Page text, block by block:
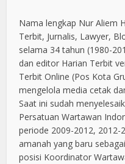
Nama lengkap Nur Aliem
Terbit, Jurnalis, Lawyer,
selama 34 tahun (1980-
dan editor Harian Terbit
Terbit Online (Pos Kota
mengelola media cetak
Saat ini sudah
Persatuan Wartawan
periode 2009-2012, 2012-
amanah yang baru
posisi Koordinator